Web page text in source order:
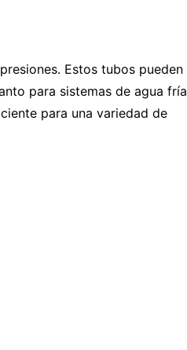
Estos tubos pueden
para sistemas de agua fría
para una variedad de